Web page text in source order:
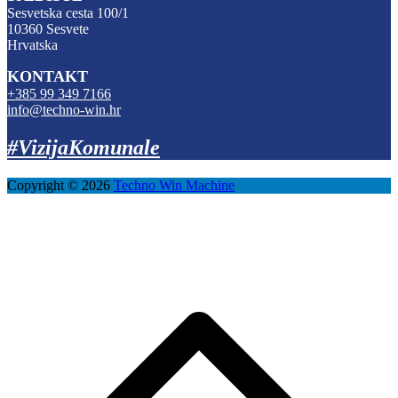
Sesvetska cesta 100/1
10360 Sesvete
Hrvatska
KONTAKT
+385 99 349 7166
info@techno-win.hr
#VizijaKomunale
Copyright © 2026 Techno Win Machine